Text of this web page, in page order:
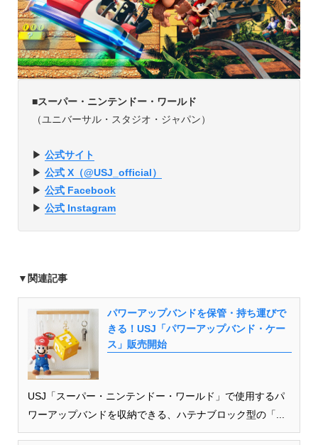
■スーパー・ニンテンドー・ワールド
（ユニバーサル・スタジオ・ジャパン）
▶︎ 公式サイト
▶︎ 公式 X（@USJ_official）
▶︎ 公式 Facebook
▶︎ 公式 Instagram
▼関連記事
パワーアップバンドを保管・持ち運びで
きる！USJ「パワーアップバンド・ケー
ス」販売開始
USJ「スーパー・ニンテンドー・ワールド」で使用するパ
ワーアップバンドを収納できる、ハテナブロック型の「...